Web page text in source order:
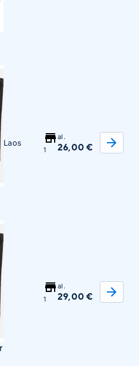
Laos
1
al.
26,00 €
1
al.
29,00 €